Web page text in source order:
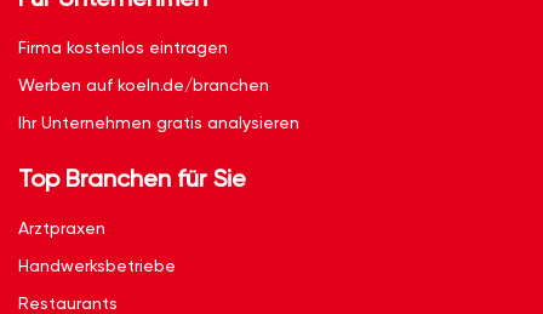
Firma kostenlos eintragen
Werben auf koeln.de/branchen
Ihr Unternehmen gratis analysieren
Top Branchen für Sie
Arztpraxen
Handwerksbetriebe
Restaurants